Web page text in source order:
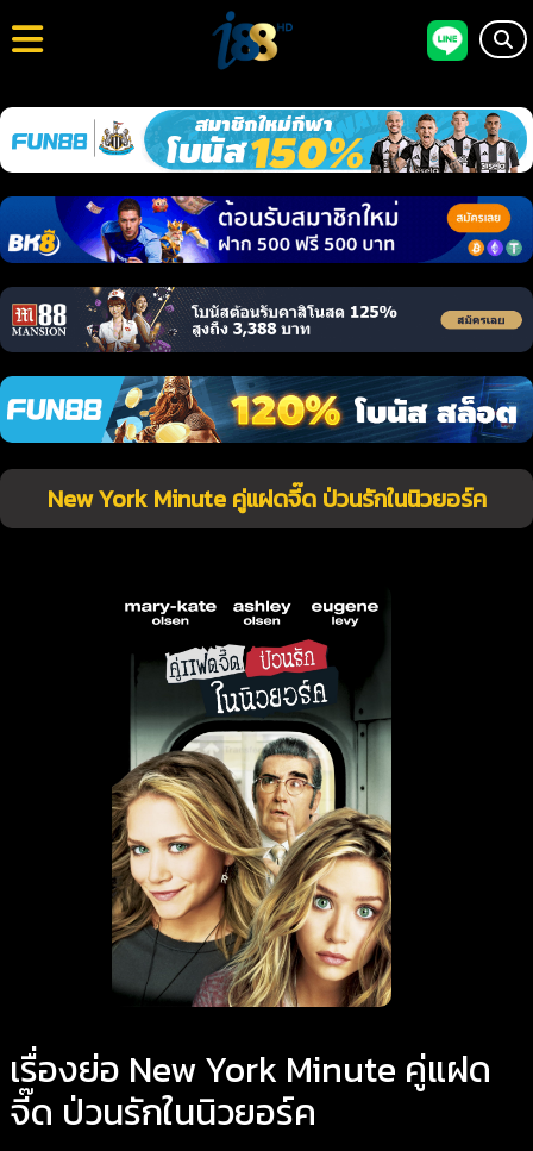
New York Minute คู่แฝดจี๊ด ป่วนรักในนิวยอร์ค
เรื่องย่อ New York Minute คู่แฝด
จี๊ด ป่วนรักในนิวยอร์ค